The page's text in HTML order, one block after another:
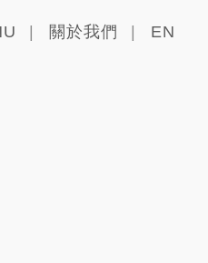
關於我們 EN